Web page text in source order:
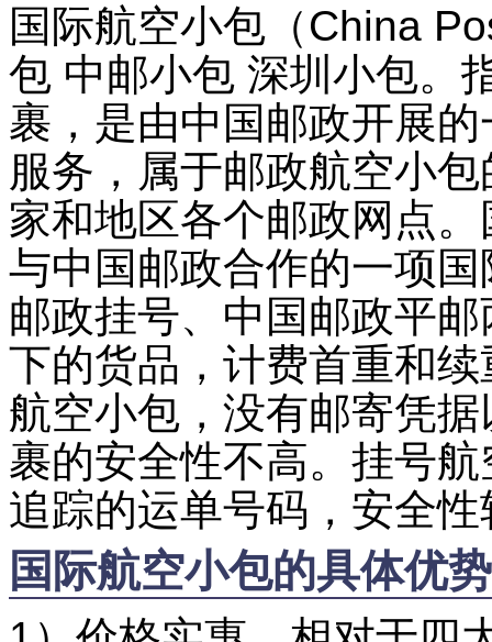
国际航空小包（China
包 中邮小包 深圳小包。
裹，是由中国邮政开展
服务，属于邮政航空小
家和地区各个邮政网点
与中国邮政合作的一项
邮政挂号、中国邮政平
下的货品，计费首重和
航空小包，没有邮寄凭
裹的安全性不高。挂号
追踪的运单号码，安全
国际航空小包的具体优势